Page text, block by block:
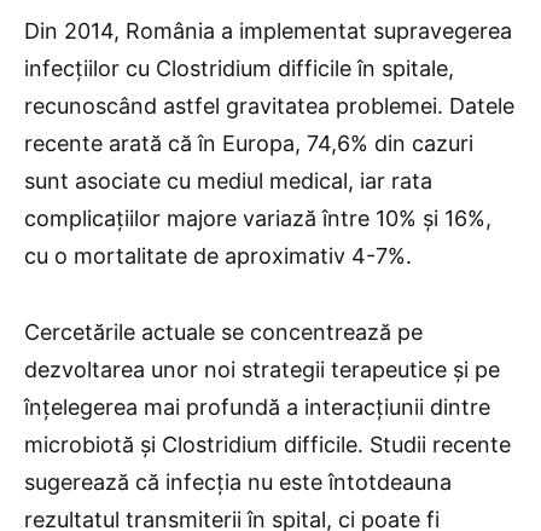
Din 2014, România a implementat supravegerea
infecțiilor cu Clostridium difficile în spitale,
recunoscând astfel gravitatea problemei. Datele
recente arată că în Europa, 74,6% din cazuri
sunt asociate cu mediul medical, iar rata
complicațiilor majore variază între 10% și 16%,
cu o mortalitate de aproximativ 4-7%.
Cercetările actuale se concentrează pe
dezvoltarea unor noi strategii terapeutice și pe
înțelegerea mai profundă a interacțiunii dintre
microbiotă și Clostridium difficile. Studii recente
sugerează că infecția nu este întotdeauna
rezultatul transmiterii în spital, ci poate fi